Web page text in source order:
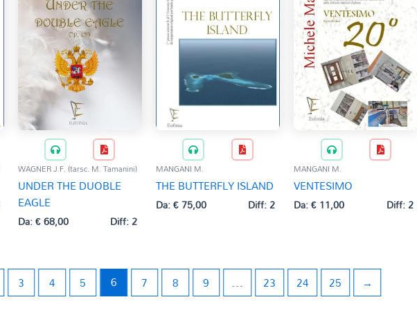
WAGNER J.F. (tarsc. M. Tamanini)
UNDER THE DUOBLE
EAGLE
Da:€68,00 Diff: 2
MANGANI M.
THE BUTTERFLY ISLAND
Da:€75,00 Diff: 2
MANGANI M.
VENTESIMO
Da:€11,00 Diff: 2
3 4 5 6 7 8 9 … 23 24 25 →